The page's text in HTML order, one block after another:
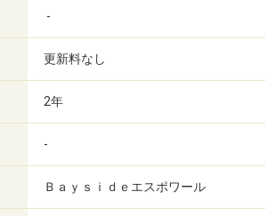
-
更新料なし
2年
-
Ｂａｙｓｉｄｅエスポワール